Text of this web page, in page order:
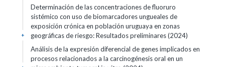
Determinación de las concentraciones de fluoruro
sistémico con uso de biomarcadores ungueales de
exposición crónica en población uruguaya en zonas
geográficas de riesgo: Resultados preliminares (2024)
+
Análisis de la expresión diferencial de genes implicados en
procesos relacionados a la carcinogénesis oral en un